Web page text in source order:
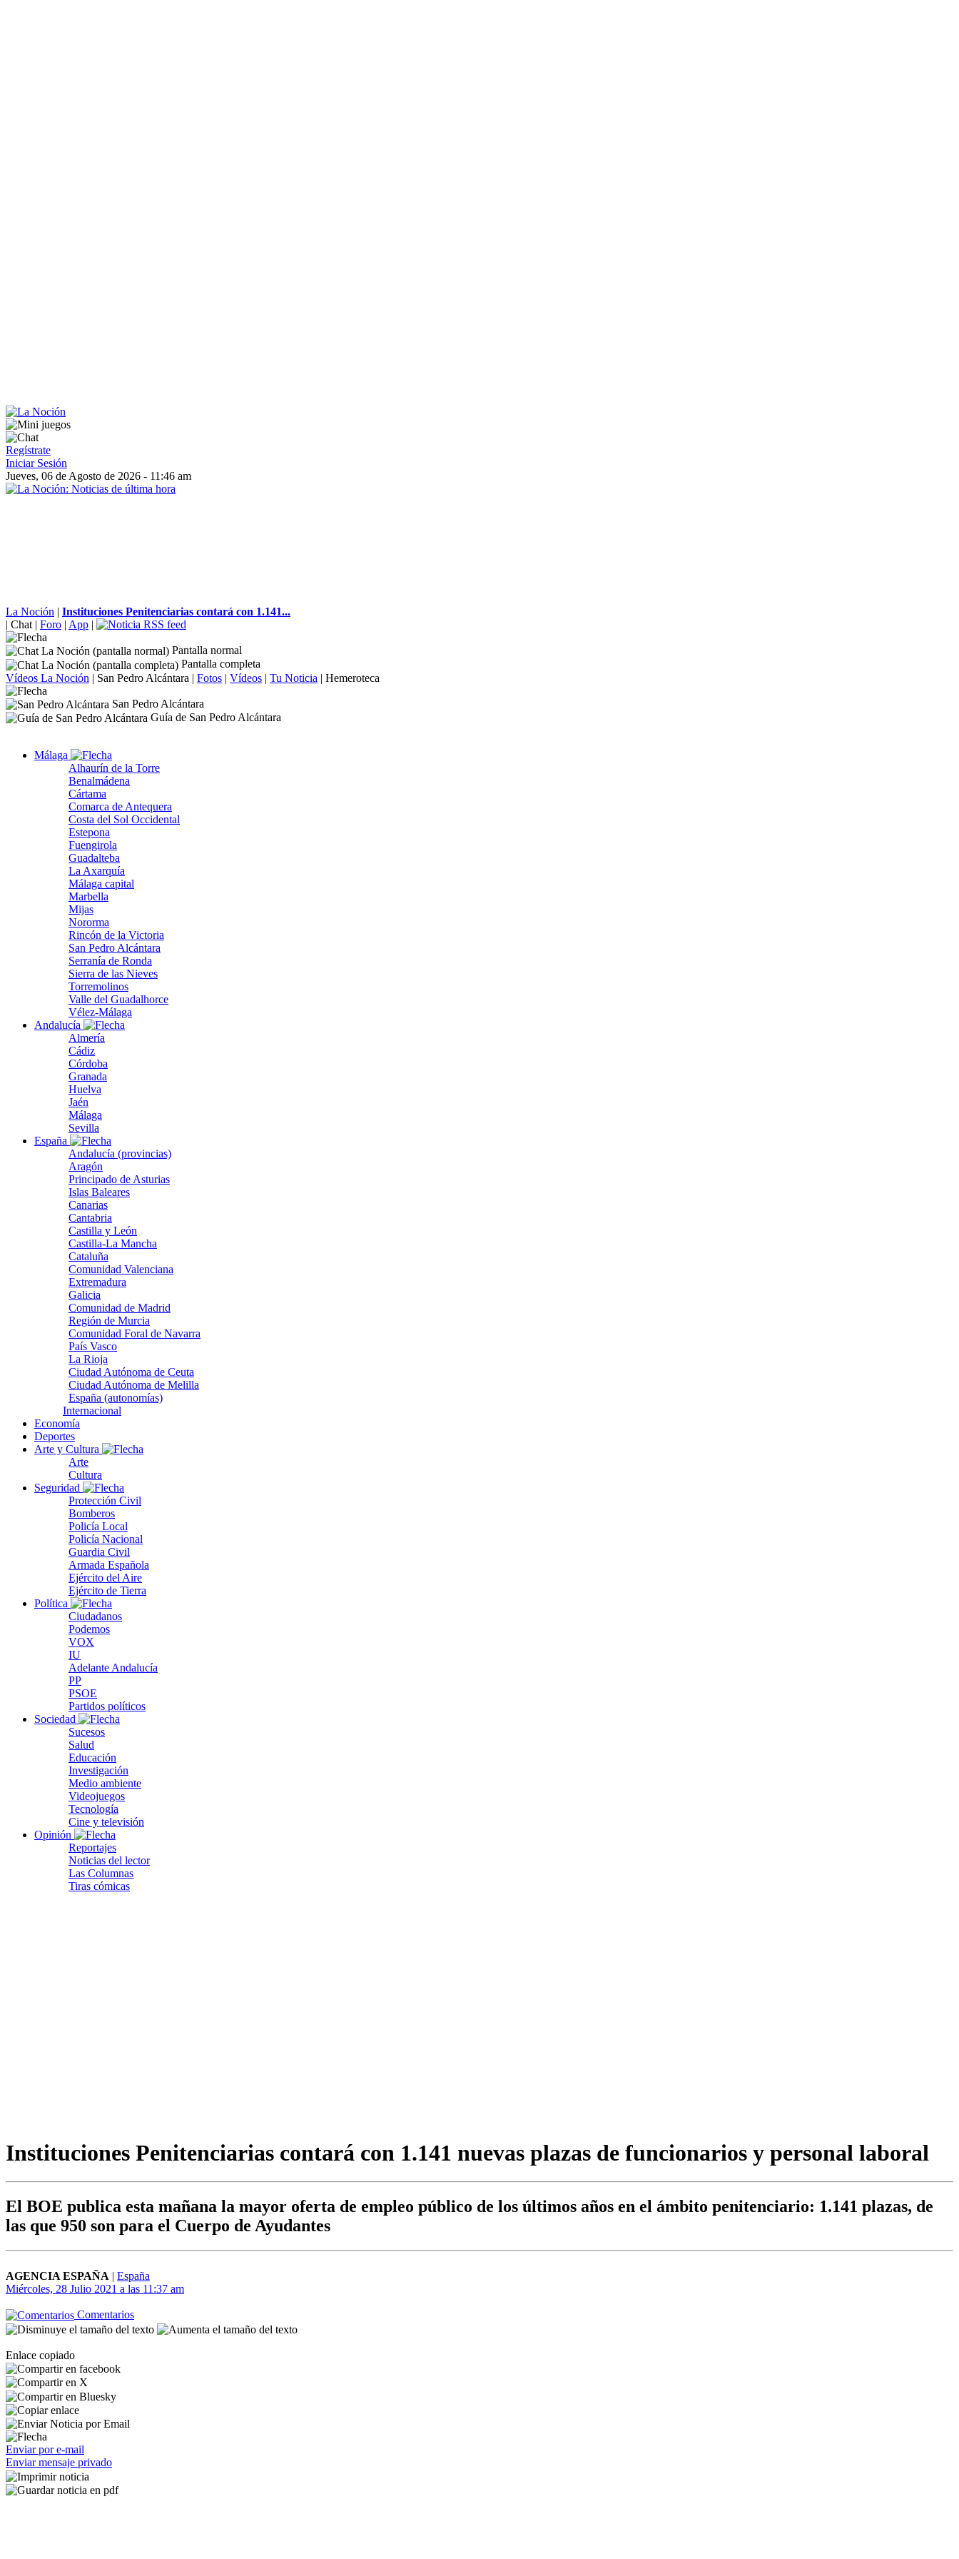
Regístrate
Iniciar Sesión
Jueves, 06 de Agosto de 2026 - 11:46 am
La Noción | Instituciones Penitenciarias contará con 1.141...
| Chat | Foro | App |
Pantalla normal
Pantalla completa
Vídeos La Noción | San Pedro Alcántara | Fotos | Vídeos | Tu Noticia | Hemeroteca
San Pedro Alcántara
Guía de San Pedro Alcántara
Málaga
Alhaurín de la Torre
Benalmádena
Cártama
Comarca de Antequera
Costa del Sol Occidental
Estepona
Fuengirola
Guadalteba
La Axarquía
Málaga capital
Marbella
Mijas
Nororma
Rincón de la Victoria
San Pedro Alcántara
Serranía de Ronda
Sierra de las Nieves
Torremolinos
Valle del Guadalhorce
Vélez-Málaga
Andalucía
Almería
Cádiz
Córdoba
Granada
Huelva
Jaén
Málaga
Sevilla
España
Andalucía (provincias)
Aragón
Principado de Asturias
Islas Baleares
Canarias
Cantabria
Castilla y León
Castilla-La Mancha
Cataluña
Comunidad Valenciana
Extremadura
Galicia
Comunidad de Madrid
Región de Murcia
Comunidad Foral de Navarra
País Vasco
La Rioja
Ciudad Autónoma de Ceuta
Ciudad Autónoma de Melilla
España (autonomías)
Internacional
Economía
Deportes
Arte y Cultura
Arte
Cultura
Seguridad
Protección Civil
Bomberos
Policía Local
Policía Nacional
Guardia Civil
Armada Española
Ejército del Aire
Ejército de Tierra
Política
Ciudadanos
Podemos
VOX
IU
Adelante Andalucía
PP
PSOE
Partidos políticos
Sociedad
Sucesos
Salud
Educación
Investigación
Medio ambiente
Videojuegos
Tecnología
Cine y televisión
Opinión
Reportajes
Noticias del lector
Las Columnas
Tiras cómicas
Instituciones Penitenciarias contará con 1.141 nuevas plazas de funcionarios y personal laboral
El BOE publica esta mañana la mayor oferta de empleo público de los últimos años en el ámbito penitenciario: 1.141 plazas, de
las que 950 son para el Cuerpo de Ayudantes
AGENCIA ESPAÑA | España
Miércoles, 28 Julio 2021 a las 11:37 am
Comentarios
Enlace copiado
Enviar por e-mail
Enviar mensaje privado